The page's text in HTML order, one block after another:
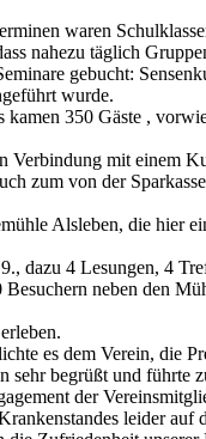
waren
nahezu täglich
gebucht:
wurde.
350 Gäste ,
mit
zum von der
Alsleben, die hier
dazu 4 Lesungen, 4
neben den
es dem Verein, die
begrüßt und führte
der
leider